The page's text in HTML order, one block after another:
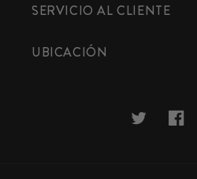
SERVICIO AL CLIENTE
UBICACIÓN
Twitter